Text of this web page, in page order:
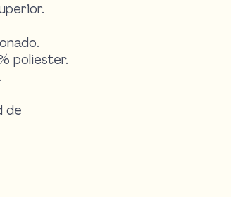
poliester.
de